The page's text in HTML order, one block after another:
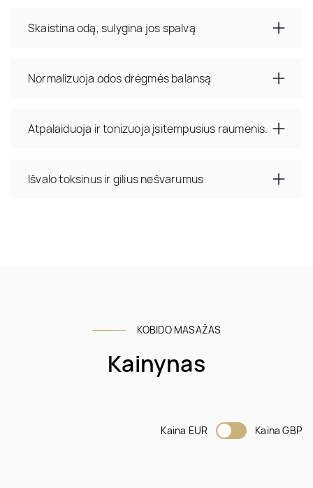
Skaistina odą, sulygina jos spalvą
Normalizuoja odos drėgmės balansą
Atpalaiduoja ir tonizuoja įsitempusius raumenis.
Išvalo toksinus ir gilius nešvarumus
KOBIDO MASAŽAS
Kainynas
Kaina EUR Kaina GBP